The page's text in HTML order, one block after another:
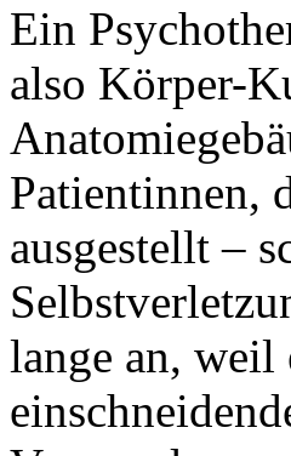
Ein
also Körper-
Patientinnen,
ausgestellt –
lange an, weil